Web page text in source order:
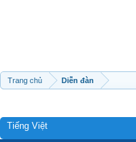
Trang chủ Diễn đàn
Tiếng Việt